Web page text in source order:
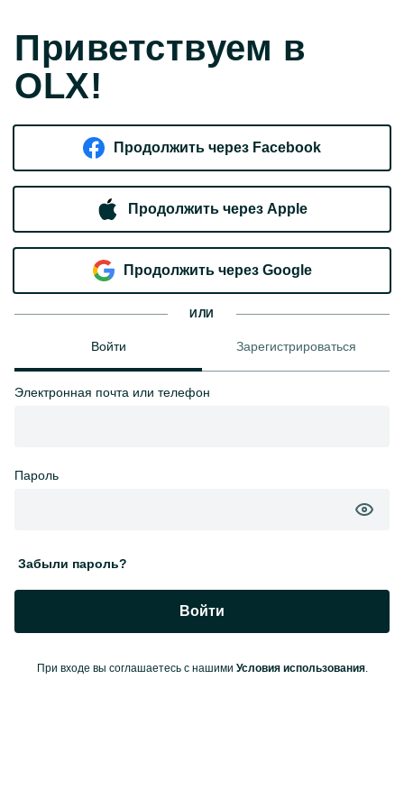
Приветствуем в
OLX!
Продолжить через Facebook
Продолжить через Apple
Продолжить через Google
ИЛИ
Войти Зарегистрироваться
Электронная почта или телефон
Пароль
Забыли пароль?
Войти
При входе вы соглашаетесь с нашими Условия использования.